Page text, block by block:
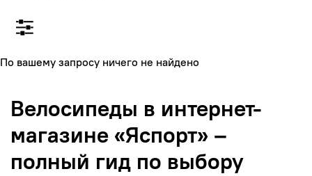
По вашему запросу ничего не найдено
Велосипеды в интернет-
магазине «Яспорт» –
полный гид по выбору